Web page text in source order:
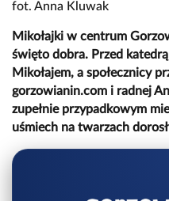
fot. Anna Kluwak
Mikołajki w centrum
święto dobra. Przed
Mikołajem, a społecznicy
gorzowianin.com i radnej
zupełnie przypadkowym
uśmiech na twarzach